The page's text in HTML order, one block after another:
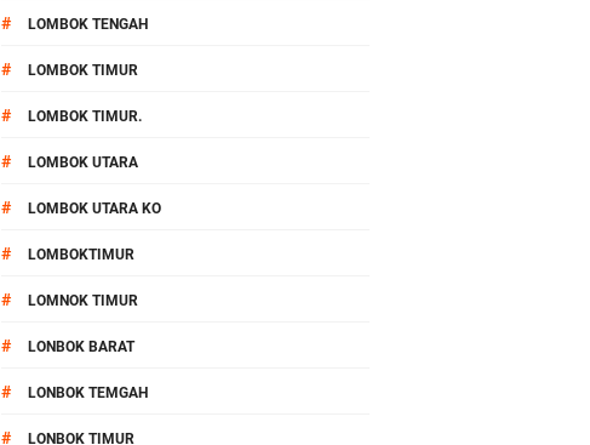
# LOMBOK TENGAH
# LOMBOK TIMUR
# LOMBOK TIMUR.
# LOMBOK UTARA
# LOMBOK UTARA KO
# LOMBOKTIMUR
# LOMNOK TIMUR
# LONBOK BARAT
# LONBOK TEMGAH
# LONBOK TIMUR